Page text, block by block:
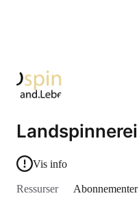
Landspinnerei
Vis info
Ressurser Abonnementer